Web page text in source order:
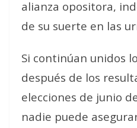
alianza opositora,
de su suerte en las
Si continúan unidos
después de los
elecciones de junio
nadie puede